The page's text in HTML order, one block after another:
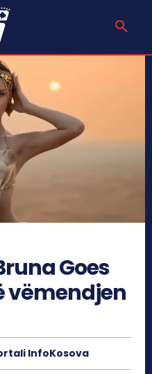
Goes
vëmendjen
InfoKosova